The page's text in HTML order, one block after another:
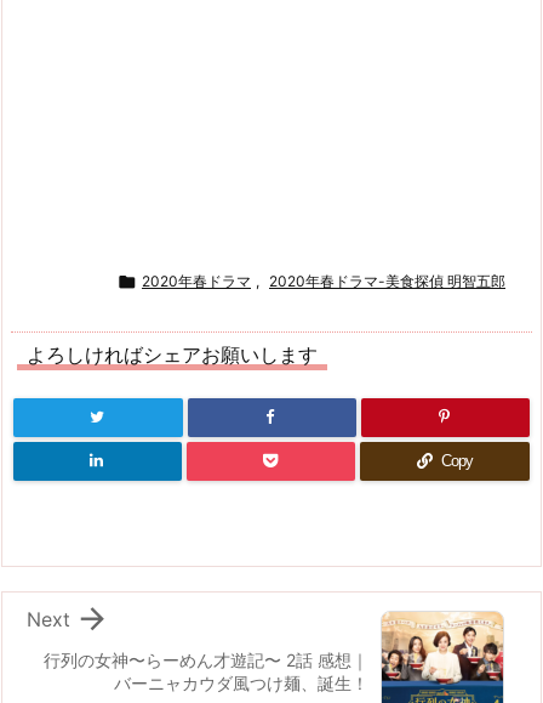
 2020年春ドラマ , 2020年春ドラマ-美食探偵 明智五郎
よろしければシェアお願いします
Copy
行列の女神〜らーめん才遊記〜 2話 感想｜
バーニャカウダ風つけ麺、誕生！

Next